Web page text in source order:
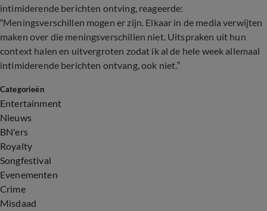
intimiderende berichten ontving, reageerde:
“Meningsverschillen mogen er zijn. Elkaar in de media verwijten
maken over die meningsverschillen niet. Uitspraken uit hun
context halen en uitvergroten zodat ik al de hele week allemaal
intimiderende berichten ontvang, ook niet.”
Categorieën
Entertainment
Nieuws
BN'ers
Royalty
Songfestival
Evenementen
Crime
Misdaad